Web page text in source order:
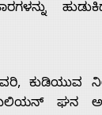
ಕುಡಿಯುವ
ಘನ ಅಡಿ)